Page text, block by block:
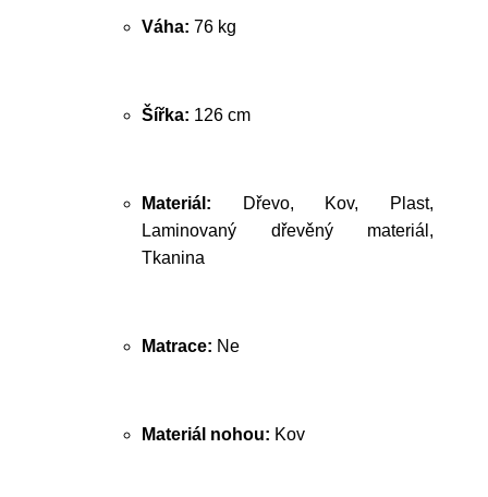
Váha: 76 kg
Šířka: 126 cm
Materiál: Dřevo, Kov, Plast,
Laminovaný dřevěný materiál,
Tkanina
Matrace: Ne
Materiál nohou: Kov